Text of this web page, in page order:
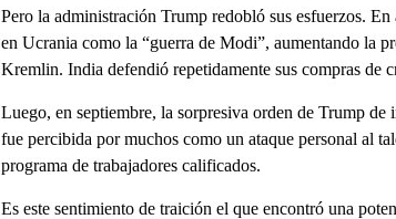
Pero la administración Trump redobló sus esfuerzos.
en Ucrania como la “guerra de Modi”, aumentando la
Kremlin. India defendió repetidamente sus compras de
Luego, en septiembre, la sorpresiva orden de Trump
fue percibida por muchos como un ataque personal al
programa de trabajadores calificados.
Es este sentimiento de traición el que encontró una